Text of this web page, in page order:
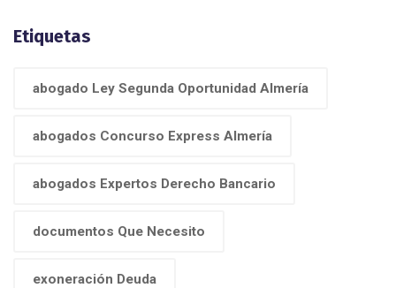
Etiquetas
abogado Ley Segunda Oportunidad Almería
abogados Concurso Express Almería
abogados Expertos Derecho Bancario
documentos Que Necesito
exoneración Deuda